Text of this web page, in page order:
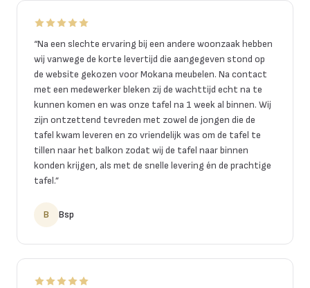
“Na een slechte ervaring bij een andere woonzaak hebben
wij vanwege de korte levertijd die aangegeven stond op
de website gekozen voor Mokana meubelen. Na contact
met een medewerker bleken zij de wachttijd echt na te
kunnen komen en was onze tafel na 1 week al binnen. Wij
zijn ontzettend tevreden met zowel de jongen die de
tafel kwam leveren en zo vriendelijk was om de tafel te
tillen naar het balkon zodat wij de tafel naar binnen
konden krijgen, als met de snelle levering én de prachtige
tafel.”
B Bsp